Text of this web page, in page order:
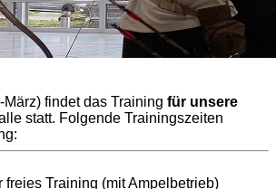
März) findet das Training für unsere
statt. Folgende Trainingszeiten
freies Training (mit Ampelbetrieb)